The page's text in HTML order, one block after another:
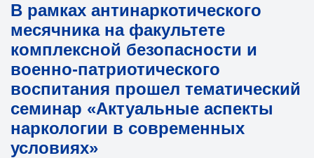
В рамках антинаркотического
месячника на факультете
комплексной безопасности и
военно-патриотического
воспитания прошел тематический
семинар «Актуальные аспекты
наркологии в современных
условиях»